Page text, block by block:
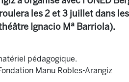
les 2 et 3 juillet dans les
Ignacio Mª Barriola).
pédagogique.
Manu Robles-Arangiz